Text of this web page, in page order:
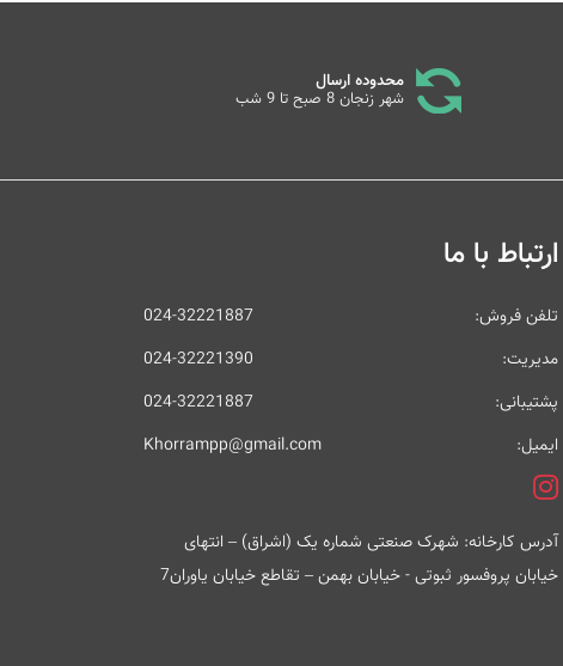
محدوده ارسال
شهر زنجان 8 صبح تا 9 شب
ارتباط با ما
تلفن فروش:
024-32221887
مدیریت:
024-32221390
پشتیبانی:
024-32221887
ایمیل:
Khorrampp@gmail.com
آدرس کارخانه: شهرک صنعتی شماره یک (اشراق) – انتهای
خیابان پروفسور ثبوتی - خیابان بهمن – تقاطع خیابان یاوران7